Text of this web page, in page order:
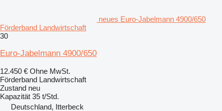
neues Euro-Jabelmann 4900/650
Förderband Landwirtschaft
30
Euro-Jabelmann 4900/650
12.450 € Ohne MwSt.
Förderband Landwirtschaft
Zustand neu
Kapazität 35 t/Std.
Deutschland, Itterbeck